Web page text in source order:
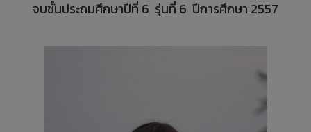
จบชั้นประถมศึกษาปีที่ 6 รุ่นที่ 6 ปีการศึกษา 2557